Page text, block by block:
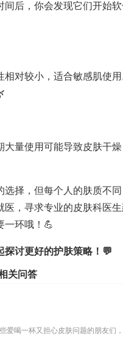
后，你会发现它们开始
对较小，适合敏感肌使
量使用可能导致皮肤干
择，但每个人的肤质不
，寻求专业的皮肤科医
一环哦！💪
探讨更好的护肤策略！💬
关问答
爱喝一杯又担心皮肤问题的朋友们